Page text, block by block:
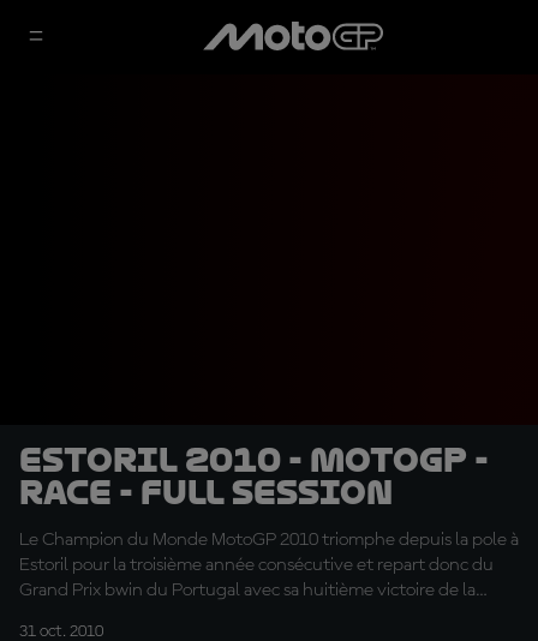
Estoril 2010 - MotoGP -
Race - Full session
Le Champion du Monde MotoGP 2010 triomphe depuis la pole à
Estoril pour la troisième année consécutive et repart donc du
Grand Prix bwin du Portugal avec sa huitième victoire de la
31 oct. 2010